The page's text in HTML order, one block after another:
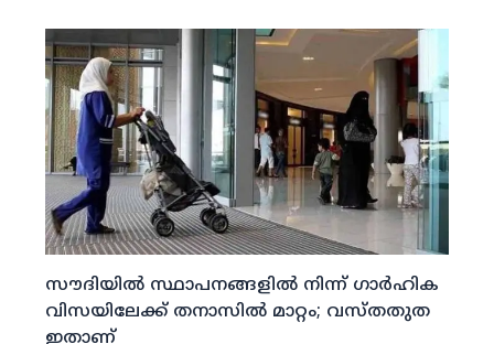
സൗദിയില്‍ സ്ഥാപനങ്ങളില്‍ നിന്ന് ഗാര്‍ഹിക
വിസയിലേക്ക് തനാസില്‍ മാറ്റം; വസ്തതുത
ഇതാണ്